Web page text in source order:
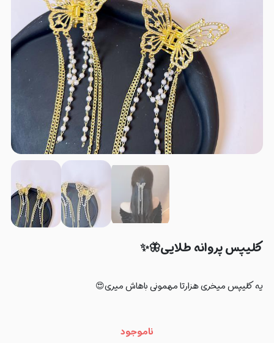
کلیپس پروانه طلایی🦋✨
یه کلیپس میخری هزارتا مهمونی باهاش میری😍
ناموجود